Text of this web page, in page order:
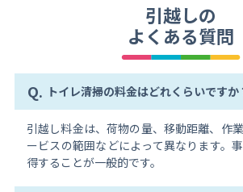
引越しの
よくある質問
Q. トイレ清掃の料金はどれくらいですか
引越し料金は、荷物の量、移動距離、作
ービスの範囲などによって異なります。
得することが一般的です。